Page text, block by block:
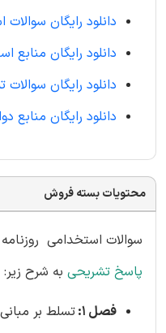
دانلود رایگان
دانلود رایگان منابع
دانلود رایگان سوالات
دانلود رایگان منابع
محتویات بسته فروش
سوالات استخدامی روزنامه
پاسخ تشریحی به شرح زیر:
فصل 1:
تسلط بر